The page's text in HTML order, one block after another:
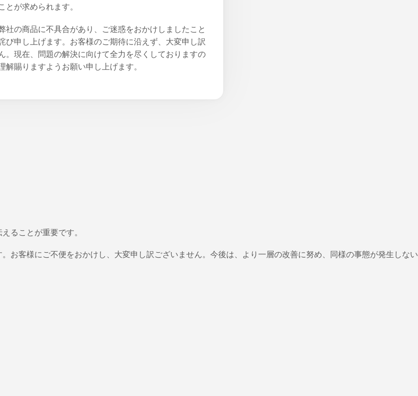
とが求められます。
社の商品に不具合があり、ご迷惑をおかけしましたこと
び申し上げます。お客様のご期待に沿えず、大変申し訳
。現在、問題の解決に向けて全力を尽くしておりますの
解賜りますようお願い申し上げます。
ることが重要です。
お客様にご不便をおかけし、大変申し訳ございません。今後は、より一層の改善に努め、同様の事態が発生しない